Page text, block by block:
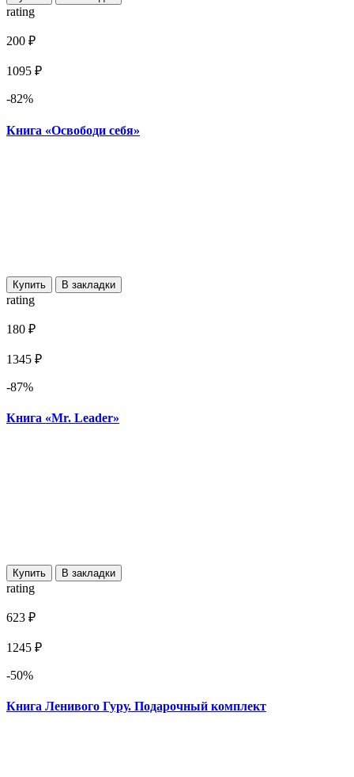
rating
200 ₽
1095 ₽
-82%
Книга «Освободи себя»
Купить В закладки
rating
180 ₽
1345 ₽
-87%
Книга «Mr. Leader»
Купить В закладки
rating
623 ₽
1245 ₽
-50%
Книга Ленивого Гуру. Подарочный комплект